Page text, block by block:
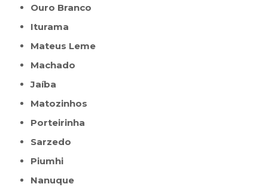
Ouro Branco
Iturama
Mateus Leme
Machado
Jaíba
Matozinhos
Porteirinha
Sarzedo
Piumhi
Nanuque